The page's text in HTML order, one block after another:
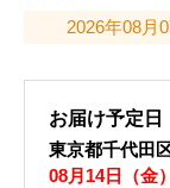
2026年08月
お届け予定日
東京都千代田
08月14日（金